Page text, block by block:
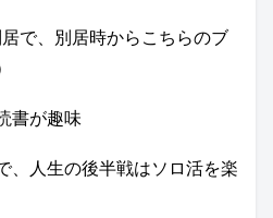
で、別居時からこちらのブ
書が趣味
、人生の後半戦はソロ活を楽